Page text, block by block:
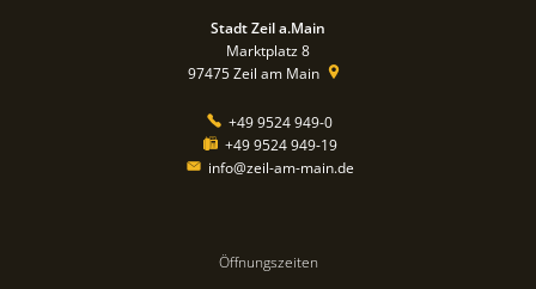
Stadt Zeil a.Main
Marktplatz 8
97475Zeil am Main
+49 9524 949-0
+49 9524 949-19
info@zeil-am-main.de
Öffnungszeiten